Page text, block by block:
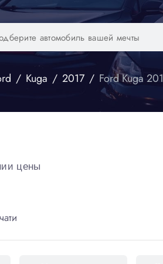
Kuga 2017 Ford Kuga
цены